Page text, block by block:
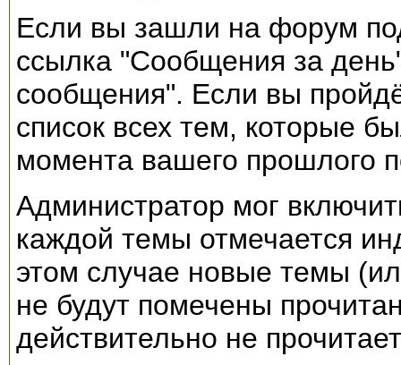
Если вы зашли на форум
ссылка "Сообщения за
сообщения". Если вы
список всех тем, которые
момента вашего прошлого
Администратор мог
каждой темы отмечается
этом случае новые темы
не будут помечены
действительно не